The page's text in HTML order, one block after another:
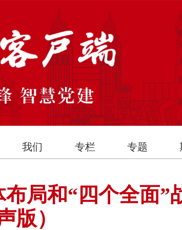
我们 专栏 专题
局和“四个全面”
版）